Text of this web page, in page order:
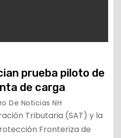
prueba piloto de
de carga
De Noticias NH
Tributaria (SAT) y la
Fronteriza de